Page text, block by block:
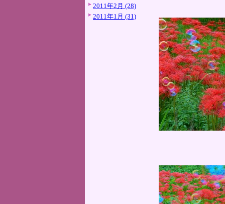
2011年2月 (28)
2011年1月 (31)